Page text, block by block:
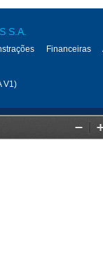
S.A.
Financeiras
V1)